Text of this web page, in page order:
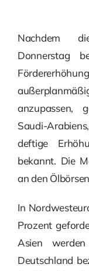
Nachdem
Donnerstag
anzupassen,
Saudi-
deftige
bekannt. Die
an den
In
Prozent
Asien
Deutschland